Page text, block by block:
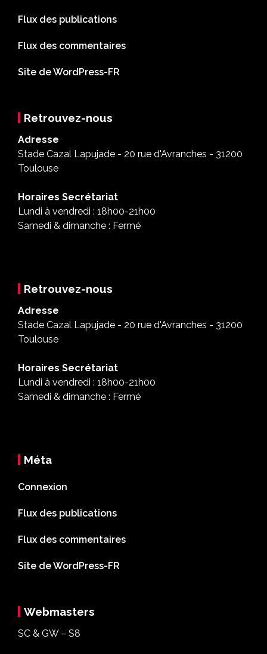
Flux des publications
Flux des commentaires
Site de WordPress-FR
Retrouvez-nous
Adresse
Stade Cazal Lapujade - 20 rue d'Avranches - 31200
Toulouse
Horaires Secrétariat
Lundi à vendredi : 18h00-21h00
Samedi & dimanche : Fermé
Retrouvez-nous
Adresse
Stade Cazal Lapujade - 20 rue d'Avranches - 31200
Toulouse
Horaires Secrétariat
Lundi à vendredi : 18h00-21h00
Samedi & dimanche : Fermé
Méta
Connexion
Flux des publications
Flux des commentaires
Site de WordPress-FR
Webmasters
SC & GW – S8